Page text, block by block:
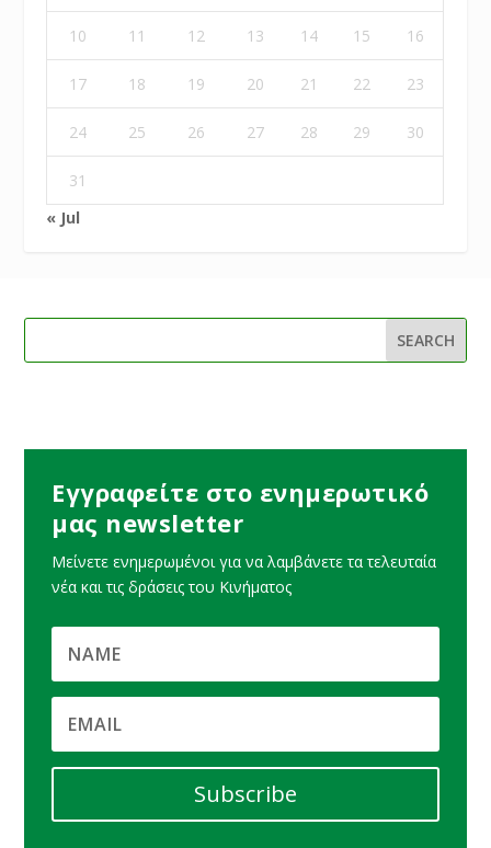
10 11 12 13 14 15 16
17 18 19 20 21 22 23
24 25 26 27 28 29 30
31
« Jul
Εγγραφείτε στο ενημερωτικό
μας newsletter
Μείνετε ενημερωμένοι για να λαμβάνετε τα τελευταία
νέα και τις δράσεις του Κινήματος
Subscribe